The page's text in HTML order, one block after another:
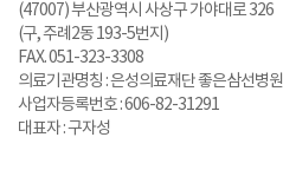
(47007) 부산광역시 사상구 가야대로 326
(구, 주례2동 193-5번지)
FAX. 051-323-3308
의료기관명칭 : 은성의료재단 좋은삼선병원
사업자등록번호 : 606-82-31291
대표자 : 구자성